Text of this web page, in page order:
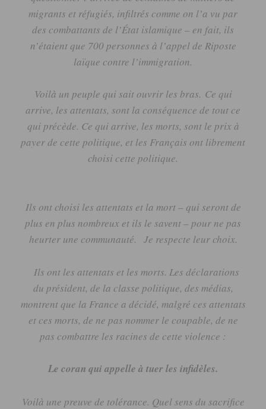
migrants et réfugiés, infiltrés comme on l’a vu par
des combattants de l’État islamique – en fait, ils
n’étaient que 700 personnes à l’appel de Riposte
laïque contre l’immigration.
Voilà un peuple qui sait ouvrir les bras. Ce qui
arrive, les attentats, sont la conséquence de tout ce
qui précède. Ce qui arrive, les morts, sont le prix à
payer de cette politique, et les Français ont librement
choisi cette politique.
Ils ont choisi les attentats et la mort– qui seront de
plus en plus nombreux et ils le savent – pour ne pas
heurter une communauté.
Je respecte leur choix.
Ils ont les attentats et les morts. Les déclarations
du président, de la classe politique, des médias,
montrent que la France a décidé, malgré ces attentats
et ces morts, de ne pas nommer le coupable, de ne
pas combattre les racines de cette violence :
Le coran qui appelle à tuer les infidèles.
Voilà une preuve de tolérance. Quel sens du sacrifice